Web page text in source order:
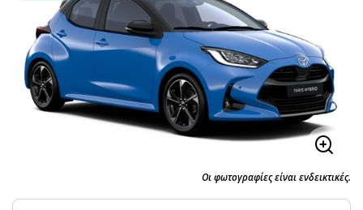
Οι φωτογραφίες είναι ενδεικτικές.